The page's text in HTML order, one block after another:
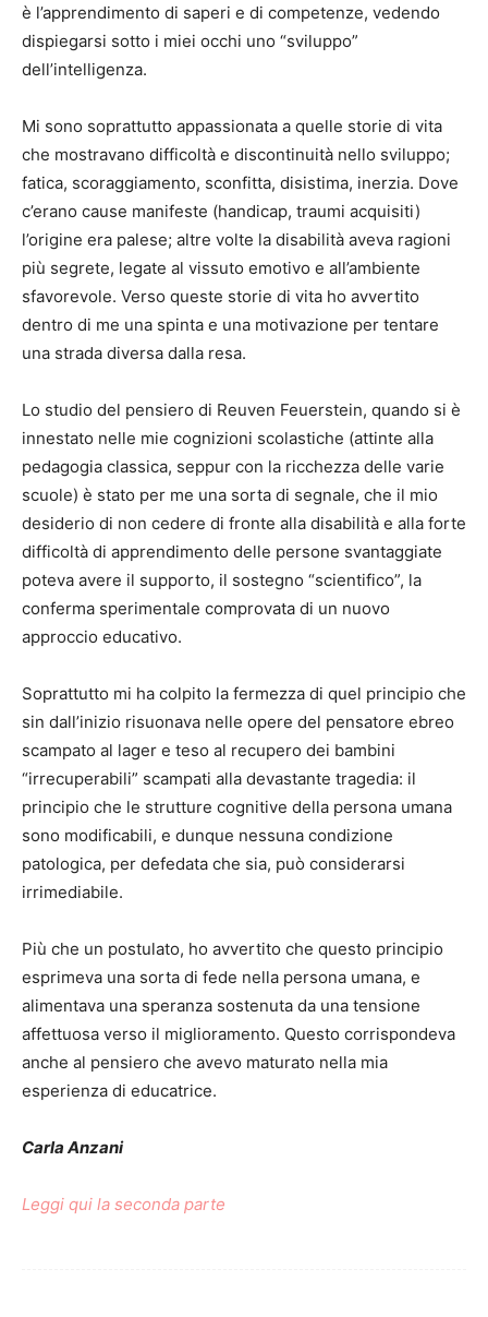
è l’apprendimento di saperi e di competenze, vedendo
dispiegarsi sotto i miei occhi uno “sviluppo”
dell’intelligenza.
Mi sono soprattutto appassionata a quelle storie di vita
che mostravano difficoltà e discontinuità nello sviluppo;
fatica, scoraggiamento, sconfitta, disistima, inerzia. Dove
c’erano cause manifeste (handicap, traumi acquisiti)
l’origine era palese; altre volte la disabilità aveva ragioni
più segrete, legate al vissuto emotivo e all’ambiente
sfavorevole. Verso queste storie di vita ho avvertito
dentro di me una spinta e una motivazione per tentare
una strada diversa dalla resa.
Lo studio del pensiero di Reuven Feuerstein, quando si è
innestato nelle mie cognizioni scolastiche (attinte alla
pedagogia classica, seppur con la ricchezza delle varie
scuole) è stato per me una sorta di segnale, che il mio
desiderio di non cedere di fronte alla disabilità e alla forte
difficoltà di apprendimento delle persone svantaggiate
poteva avere il supporto, il sostegno “scientifico”, la
conferma sperimentale comprovata di un nuovo
approccio educativo.
Soprattutto mi ha colpito la fermezza di quel principio che
sin dall’inizio risuonava nelle opere del pensatore ebreo
scampato al lager e teso al recupero dei bambini
“irrecuperabili” scampati alla devastante tragedia: il
principio che le strutture cognitive della persona umana
sono modificabili, e dunque nessuna condizione
patologica, per defedata che sia, può considerarsi
irrimediabile.
Più che un postulato, ho avvertito che questo principio
esprimeva una sorta di fede nella persona umana, e
alimentava una speranza sostenuta da una tensione
affettuosa verso il miglioramento. Questo corrispondeva
anche al pensiero che avevo maturato nella mia
esperienza di educatrice.
Carla Anzani
Leggi qui la seconda parte